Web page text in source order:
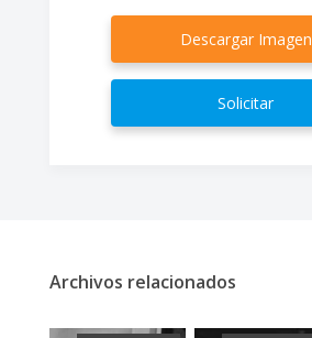
Descargar Imagen
Solicitar
Archivos relacionados